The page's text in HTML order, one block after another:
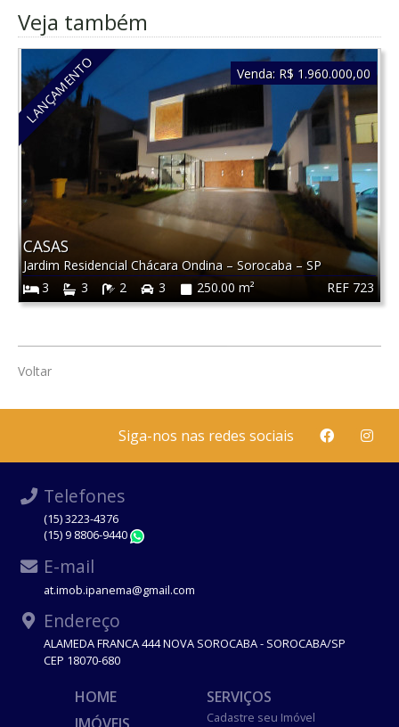
Veja também
LANÇAMENTO
REF 723
CASAS
Jardim Residencial Chácara Ondina – Sorocaba – SP
3
3 2 3 250.00 m²
Venda: R$ 1.960.000,00
Voltar
Siga-nos nas redes sociais
Telefones
(15) 3223-4376
(15) 9 8806-9440
E-mail
at.imob.ipanema@gmail.com
Endereço
ALAMEDA FRANCA 444 NOVA SOROCABA - SOROCABA/SP
CEP 18070-680
HOME
SERVIÇOS
Cadastre seu Imóvel